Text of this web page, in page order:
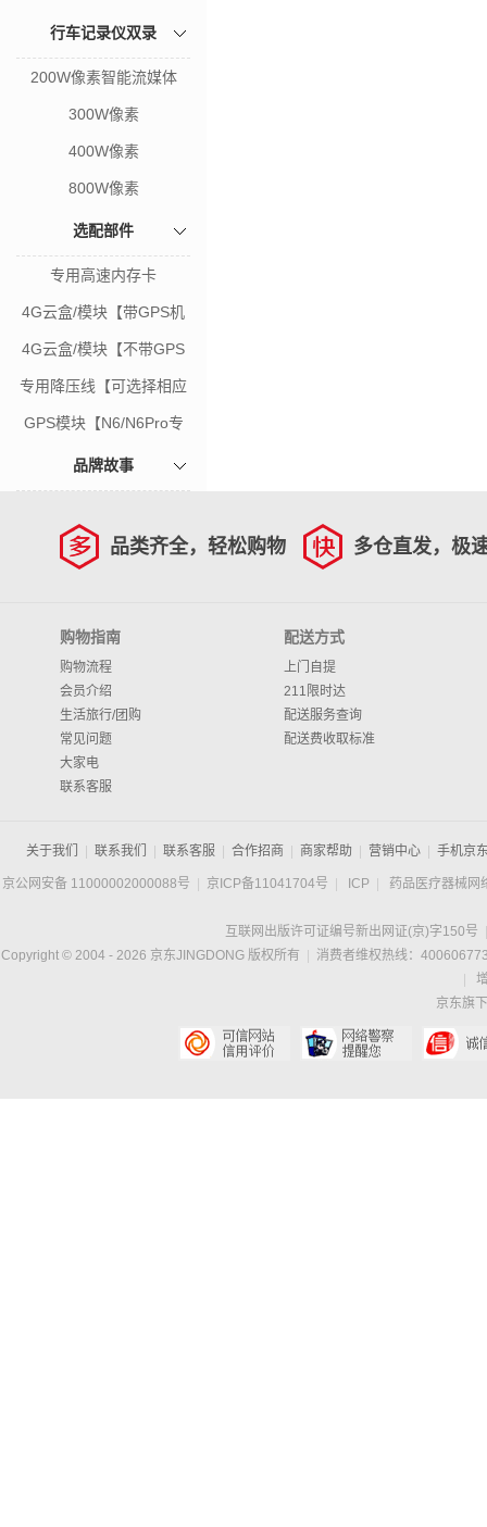
行车记录仪双录
200W像素智能流媒体
300W像素
400W像素
800W像素
选配部件
专用高速内存卡
4G云盒/模块【带GPS机
型专用】
4G云盒/模块【不带GPS
机型专用】
专用降压线【可选择相应
套餐下单】
GPS模块【N6/N6Pro专
品牌故事
品类齐全，轻松购物 多仓直发，极
购物指南
购物流程
会员介绍
生活旅行/团购
常见问题
大家电
联系客服
配送方式
上门自提
211限时达
配送服务查询
配送费收取标准
关于我们 联系我们 联系客服 合作招商 商家帮助 营销中心 手机京
京公网安备 11000002000088号 京ICP备11041704号 ICP 药品医疗器械网
互联网出版许可证编号新出网证(京)字150号
Copyright © 2004 - 2026 京东JINGDONG 版权所有
消费者维权热线：
京东旗